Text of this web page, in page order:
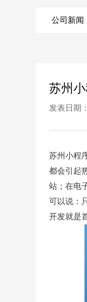
公司新闻
苏州
发表日期
苏州小程
都会引起
站；在电
可以说：
开发就是